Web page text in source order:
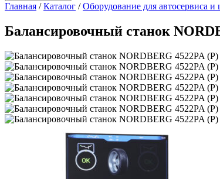
Главная /Каталог /Оборудование для автосервиса
Балансировочный станок